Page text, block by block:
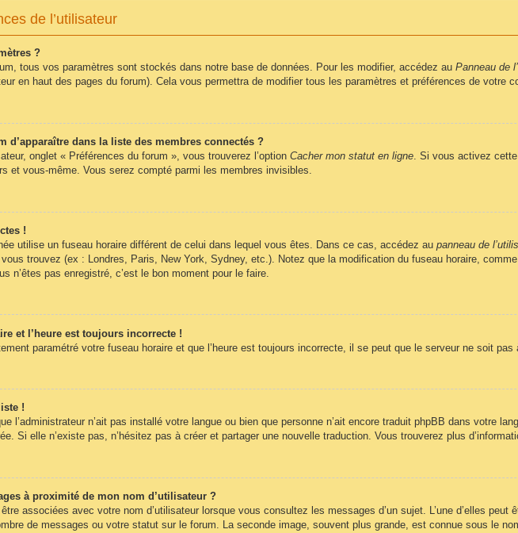
de l’utilisateur
?
tous vos paramètres sont stockés dans notre base de données. Pour les modifier, accédez au Panneau de
en haut des pages du forum). Cela vous permettra de modifier tous les paramètres et préférences de votre
d’apparaître dans la liste des membres connectés ?
onglet « Préférences du forum », vous trouverez l’option Cacher mon statut en ligne. Si vous activez
et vous-même. Vous serez compté parmi les membres invisibles.
!
utilise un fuseau horaire différent de celui dans lequel vous êtes. Dans ce cas, accédez au panneau de
trouvez (ex : Londres, Paris, New York, Sydney, etc.). Notez que la modification du fuseau horaire,
n’êtes pas enregistré, c’est le bon moment pour le faire.
et l’heure est toujours incorrecte !
paramétré votre fuseau horaire et que l’heure est toujours incorrecte, il se peut que le serveur ne soit pas
!
l’administrateur n’ait pas installé votre langue ou bien que personne n’ait encore traduit phpBB dans votre
Si elle n’existe pas, n’hésitez pas à créer et partager une nouvelle traduction. Vous trouverez plus
à proximité de mon nom d’utilisateur ?
associées avec votre nom d’utilisateur lorsque vous consultez les messages d’un sujet. L’une d’elles
de messages ou votre statut sur le forum. La seconde image, souvent plus grande, est connue sous le